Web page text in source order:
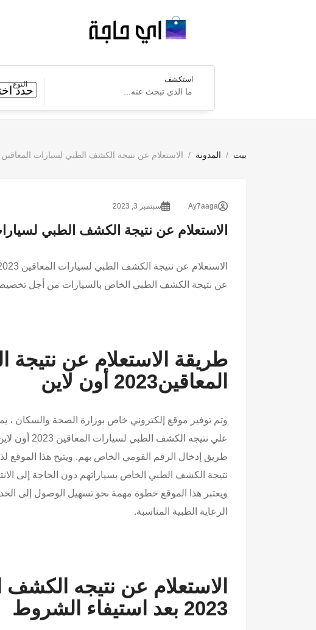
استكشف
النوع
بيت المدونة الاستعلام عن نتيجة الكشف الطبي لسيارات المعاقين 2023
Ay7aaga سبتمبر 3, 2023
الاستعلام عن نتيجة الكشف الطبي لسيارات
عن نتيجة الكشف الطبي الخاص بالسيارات من أجل
طريقة الاستعلام عن
المعاقين2023 أون لاين
وتم توفير موقع إلكتروني خاص بوزارة الصحة والسكان ،
علي نتيجه الكشف الطبي لسيارات المعاقين 2023 أون لاين، حيث يمكن للمستخدمين الوصول إلى النتائج من
طريق إدخال الرقم القومي الخاص بهم. ويتيح هذا
نتيجة الكشف الطبي الخاص بسياراتهم دون الحاجة إلى
ويعتبر هذا الموقع خطوة مهمة نحو تسهيل الوصول إلى
الرعاية الطبية المناسبة.
الاستعلام عن نتيجه
2023 بعد استيفاء الشروط